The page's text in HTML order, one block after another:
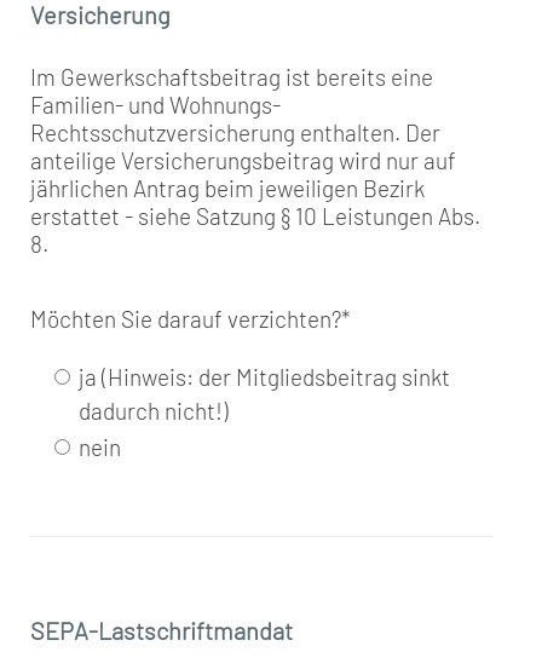
Versicherung
Im Gewerkschaftsbeitrag ist bereits eine
Familien- und Wohnungs-
Rechtsschutzversicherung enthalten. Der
anteilige Versicherungsbeitrag wird nur auf
jährlichen Antrag beim jeweiligen Bezirk
erstattet - siehe Satzung § 10 Leistungen Abs.
8.
Möchten Sie darauf verzichten?*
ja (Hinweis: der Mitgliedsbeitrag sinkt
dadurch nicht!)
nein
SEPA-Lastschriftmandat